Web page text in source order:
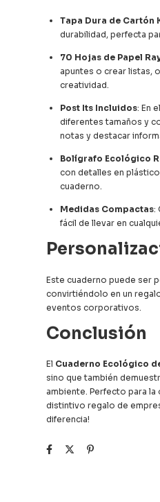
Tapa Dura de Cartón
durabilidad, perfecta
70 Hojas de Papel
apuntes o crear listas,
creatividad.
Post Its Incluidos: En
diferentes tamaños y
notas y destacar
Bolígrafo Ecológico
con detalles en
cuaderno.
Medidas Compactas:
fácil de llevar en
Este cuaderno puede ser
convirtiéndolo en un
eventos corporativos.
Conclusión
El Cuaderno Ecológico
sino que también
ambiente. Perfecto para la
distintivo regalo de
diferencia!